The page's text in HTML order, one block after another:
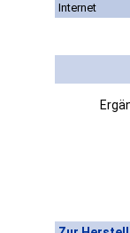
Internet